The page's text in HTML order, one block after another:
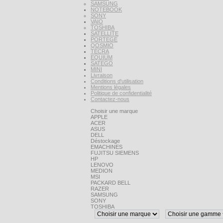
SAMSUNG
NOTEBOOK
SONY
VAIO
TOSHIBA
SATELLITE
PORTEGE
QOSMIO
TECRA
EQUIUM
SATEGO
MINI
Livraison
Conditions d'utilisation
Mentions légales
Politique de confidentialité
Contactez-nous
Choisir une marque
APPLE
ACER
ASUS
DELL
Déstockage
EMACHINES
FUJITSU SIEMENS
HP
LENOVO
MEDION
MSI
PACKARD BELL
RAZER
SAMSUNG
SONY
TOSHIBA